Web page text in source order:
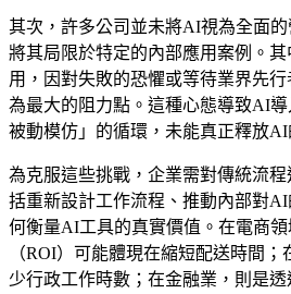
其次，許多公司並未將AI視為全面
將其局限於特定的內部應用案例。
用，因對失敗的恐懼或等待業界先
為最大的阻力點。這種心態導致AI導
被動模仿」的循環，未能真正釋放AI
為克服這些挑戰，企業需對傳統流
括重新設計工作流程、推動內部對
何衡量AI工具的真實價值。在電商
（ROI）可能體現在縮短配送時間
少行政工作時數；在金融業，則是